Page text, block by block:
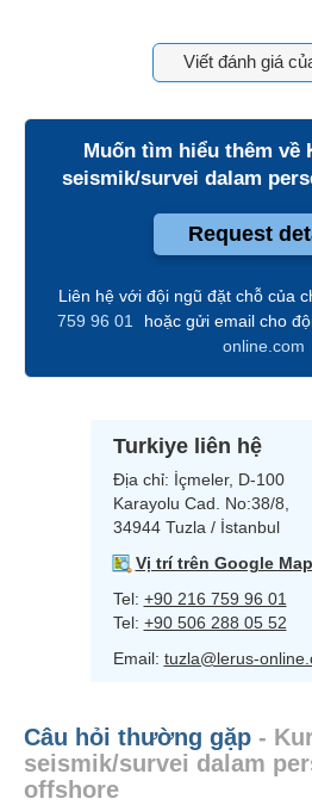
Turkiye liên hệ
Địa chỉ: İçmeler, D-100
Karayolu Cad. No:38/8,
34944 Tuzla / İstanbul
Vị trí trên Google
Tel: +90 216 759 96 01
Tel: +90 506 288 05 52
Email: tuzla@lerus-
Viết đánh giá
Muốn tìm hiểu thêm về
seismik/survei dalam
Request
Liên hệ với đội ngũ đặt chỗ của
759 96 01
hoặc gửi email cho
online.com
Câu hỏi thường gặp -
seismik/survei dalam
offshore